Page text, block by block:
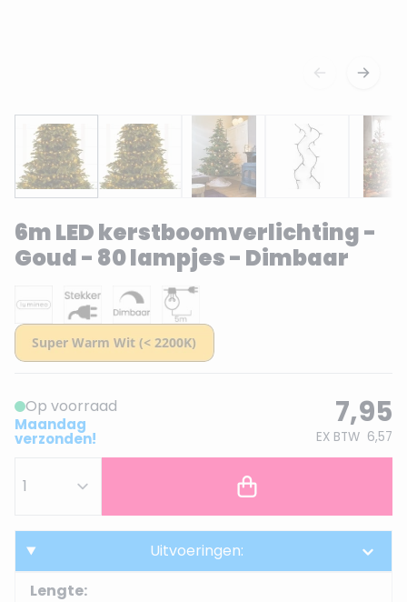
6m LED kerstboomverlichting -
Goud - 80 lampjes - Dimbaar
Op voorraad
Maandag
verzonden!
7,95
EX BTW 6,57
Uitvoeringen:
Lengte: